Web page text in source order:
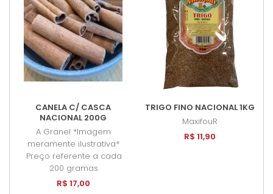
CANELA C/ CASCA
NACIONAL 200G
A Granel *Imagem
meramente ilustrativa*
Preço referente a cada
200 gramas.
R$ 17,00
TRIGO FINO NACIONAL 1KG
MaxifouR
R$ 11,90